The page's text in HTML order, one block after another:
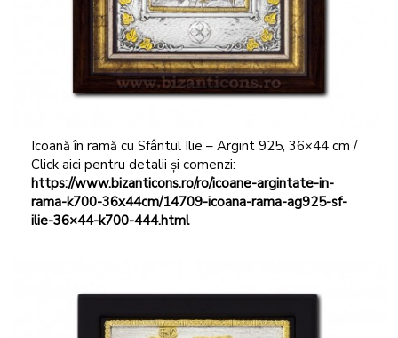
Icoană în ramă cu Sfântul Ilie – Argint 925, 36×44 cm /
Click aici pentru detalii și comenzi:
https://www.bizanticons.ro/ro/icoane-argintate-in-
rama-k700-36x44cm/14709-icoana-rama-ag925-sf-
ilie-36×44-k700-444.html